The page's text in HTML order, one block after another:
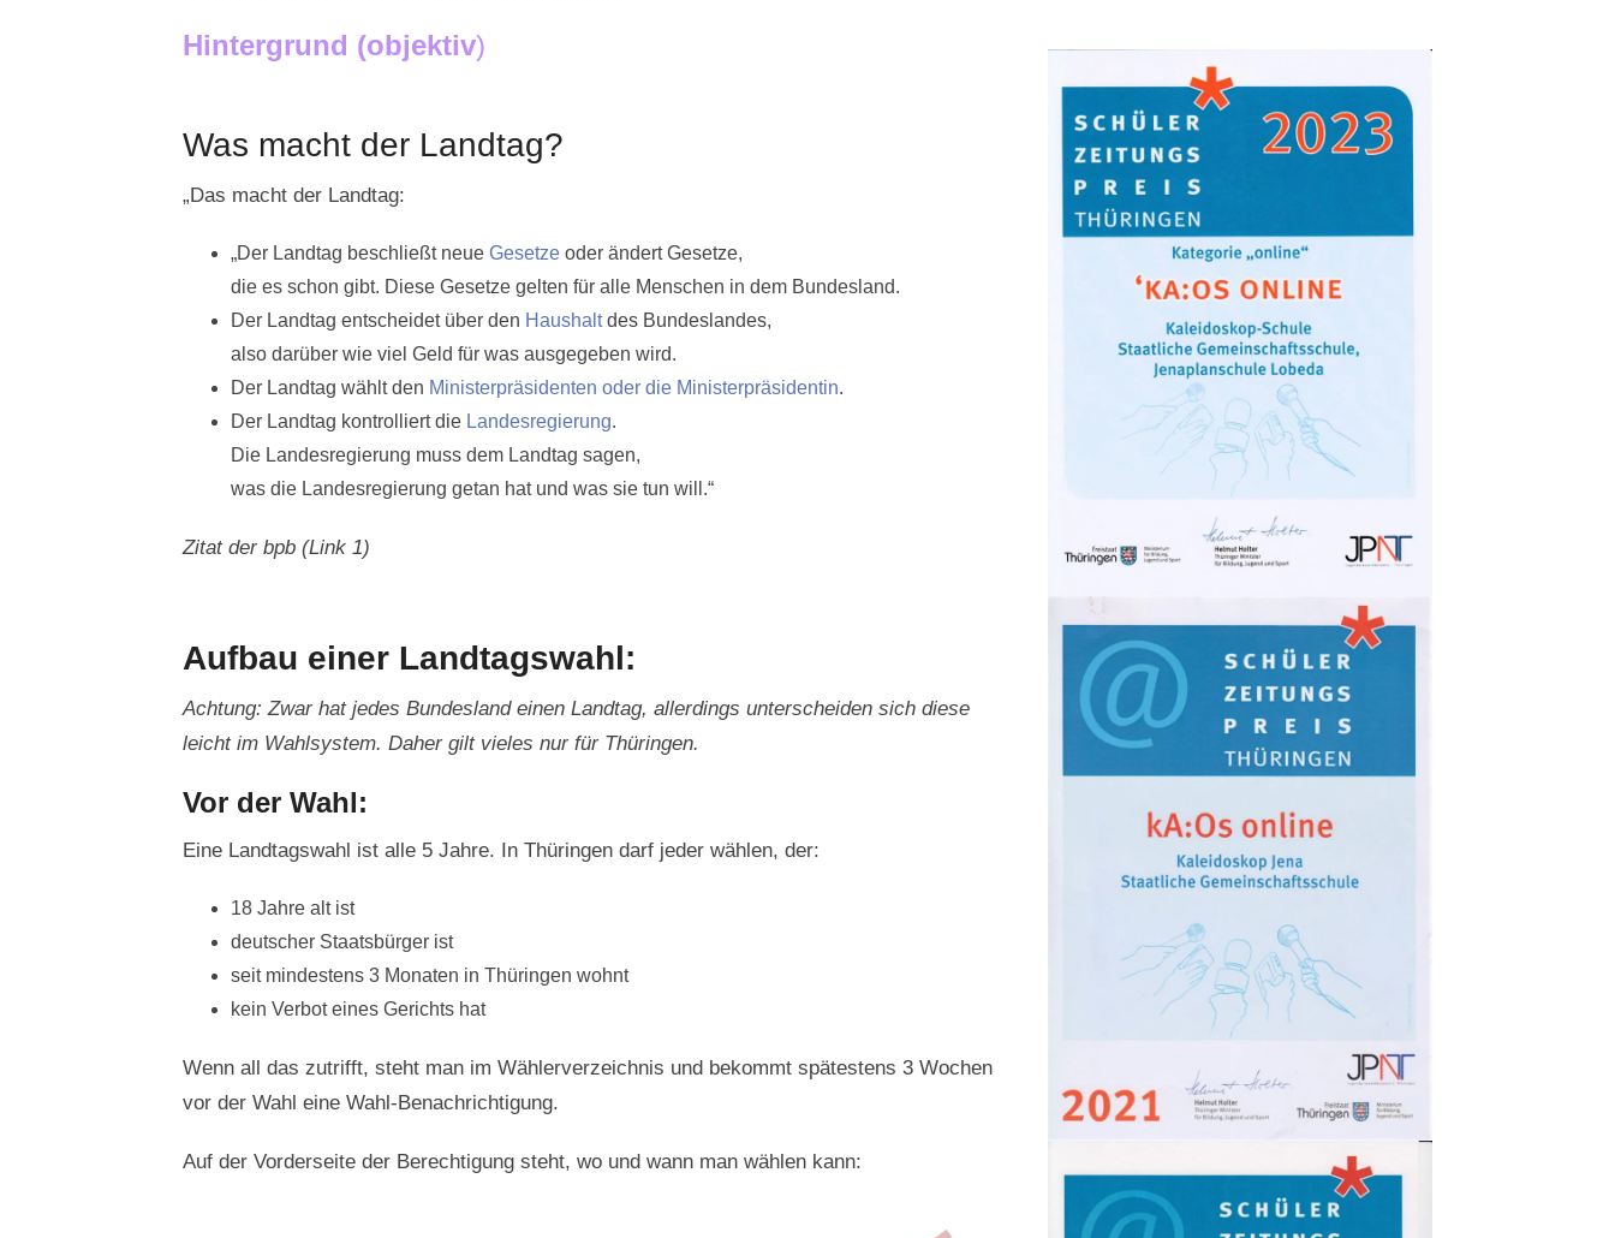
Hintergrund (objektiv)
Was macht der Landtag?
„Das macht der Landtag:
„Der Landtag beschließt neue Gesetze oder ändert Gesetze,
die es schon gibt. Diese Gesetze gelten für alle Menschen in dem Bundesland.
Der Landtag entscheidet über den Haushaltdes Bundeslandes,
also darüber wie viel Geld für was ausgegeben wird.
Der Landtag wählt den Ministerpräsidenten oder die Ministerpräsidentin.
Der Landtag kontrolliert die Landesregierung.
Die Landesregierung muss dem Landtag sagen,
was die Landesregierung getan hat und was sie tun will.“
Zitat der bpb (Link 1)
Aufbau einer Landtagswahl:
Achtung: Zwar hat jedes Bundesland einen Landtag, allerdings unterscheiden sich diese
leicht im Wahlsystem. Daher gilt vieles nur für Thüringen.
Vor der Wahl:
Eine Landtagswahl ist alle 5 Jahre. In Thüringen darf jeder wählen, der:
18 Jahre alt ist
deutscher Staatsbürger ist
seit mindestens 3 Monaten in Thüringen wohnt
kein Verbot eines Gerichts hat
Wenn all das zutrifft, steht man im Wählerverzeichnis und bekommt spätestens 3 Wochen
vor der Wahl eine Wahl-Benachrichtigung.
Auf der Vorderseite der Berechtigung steht, wo und wann man wählen kann: